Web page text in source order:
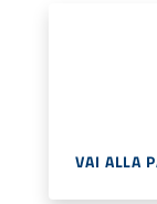
VAI ALLA